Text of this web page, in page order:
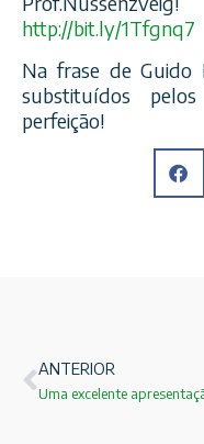
http://bit.ly/1Tfgnq7
Na frase de Guido
substituídos
perfeição!
ANTERIOR